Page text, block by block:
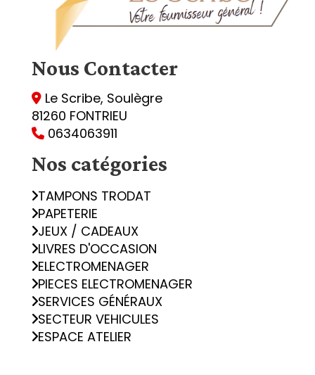
Nous Contacter
 Le Scribe, Soulègre
81260 FONTRIEU
 0634063911
Nos catégories
TAMPONS TRODAT
PAPETERIE
JEUX / CADEAUX
LIVRES D'OCCASION
ELECTROMENAGER
PIECES ELECTROMENAGER
SERVICES GÉNÉRAUX
SECTEUR VEHICULES
ESPACE ATELIER